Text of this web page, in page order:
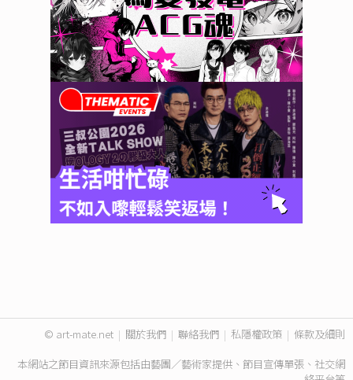
© art-mate.net | 關於我們 | 聯絡我們 | 私隱權政策 | 條款及細則
本網站之節目資訊來源包括由藝團／藝術家提供、節目宣傳單張、社交網